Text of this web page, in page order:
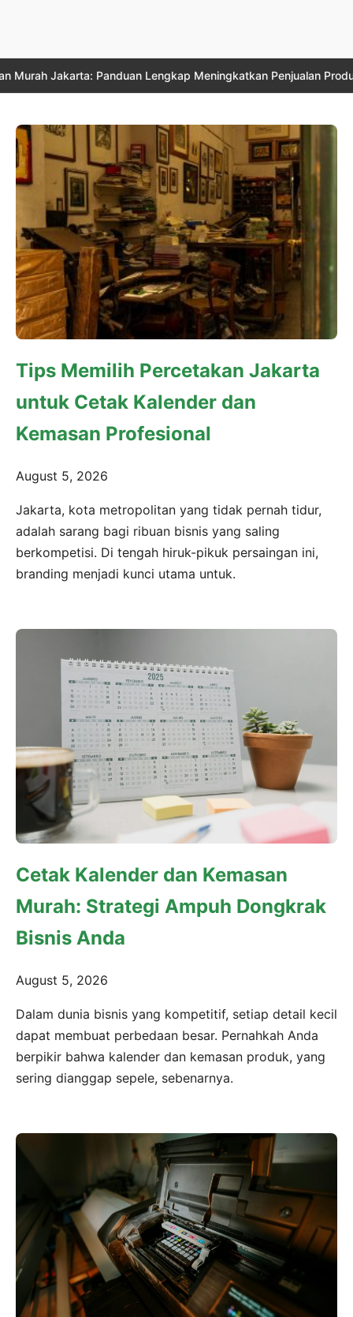
Panduan Lengkap Meningkatkan Penjualan Produk Anda◆
Tips Memilih Percetakan Jakarta
untuk Cetak Kalender dan
Kemasan Profesional
August 5, 2026
Jakarta, kota metropolitan yang tidak pernah tidur,
adalah sarang bagi ribuan bisnis yang saling
berkompetisi. Di tengah hiruk-pikuk persaingan ini,
branding menjadi kunci utama untuk.
Cetak Kalender dan Kemasan
Murah: Strategi Ampuh Dongkrak
Bisnis Anda
August 5, 2026
Dalam dunia bisnis yang kompetitif, setiap detail kecil
dapat membuat perbedaan besar. Pernahkah Anda
berpikir bahwa kalender dan kemasan produk, yang
sering dianggap sepele, sebenarnya.